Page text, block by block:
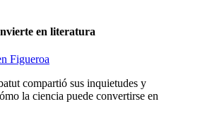
en literatura
Figueroa
compartió sus inquietudes y
la ciencia puede convertirse en